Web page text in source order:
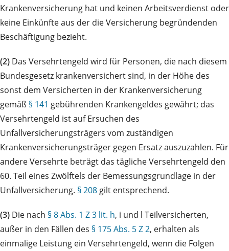
Krankenversicherung hat und keinen Arbeitsverdienst oder
keine Einkünfte aus der die Versicherung begründenden
Beschäftigung bezieht.
(2) Das Versehrtengeld wird für Personen, die nach diesem
Bundesgesetz krankenversichert sind, in der Höhe des
sonst dem Versicherten in der Krankenversicherung
gemäß § 141 gebührenden Krankengeldes gewährt; das
Versehrtengeld ist auf Ersuchen des
Unfallversicherungsträgers vom zuständigen
Krankenversicherungsträger gegen Ersatz auszuzahlen. Für
andere Versehrte beträgt das tägliche Versehrtengeld den
60. Teil eines Zwölftels der Bemessungsgrundlage in der
Unfallversicherung. § 208 gilt entsprechend.
(3) Die nach § 8 Abs. 1 Z 3 lit. h, i und l Teilversicherten,
außer in den Fällen des § 175 Abs. 5 Z 2, erhalten als
einmalige Leistung ein Versehrtengeld, wenn die Folgen